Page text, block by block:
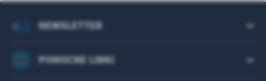
treści w postaci wiadomości, ofert, komunikatów mediów
POMOCNE LINKI
NEWSLETTER